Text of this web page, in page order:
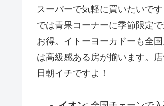
スーパーで気軽に買いたいで
では青果コーナーに季節限定で
お得。イトーヨーカドーも全
は高級感ある房が揃います。
日朝イチですよ！